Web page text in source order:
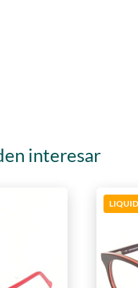
interesar